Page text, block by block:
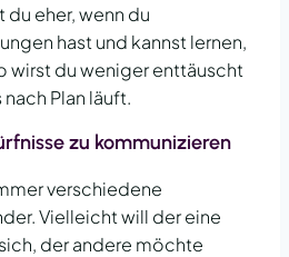
du eher, wenn du
hast und kannst lernen,
wirst du weniger enttäuscht
Plan läuft.
zu kommunizieren
verschiedene
Vielleicht will der eine
der andere möchte